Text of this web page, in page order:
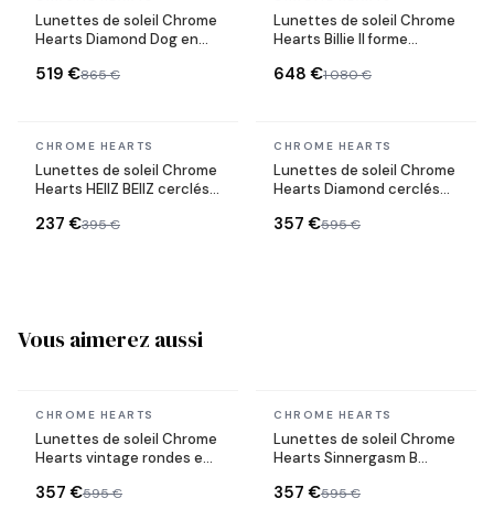
Lunettes de soleil Chrome
Hearts Diamond Dog en
519 €865 €
Lunettes de soleil Chrome
Hearts Billie II forme
648 €1 080 €
En stock
CHROME HEARTS
Lunettes de soleil Chrome
Hearts HEIIZ BEIIZ cerclés
237 €395 €
En stock
CHROME HEARTS
Lunettes de soleil Chrome
Hearts Diamond cerclés
357 €595 €
Vous aimerez aussi
En stock
CHROME HEARTS
Lunettes de soleil Chrome
Hearts vintage rondes en
357 €595 €
En stock
CHROME HEARTS
Lunettes de soleil Chrome
Hearts Sinnergasm B
357 €595 €